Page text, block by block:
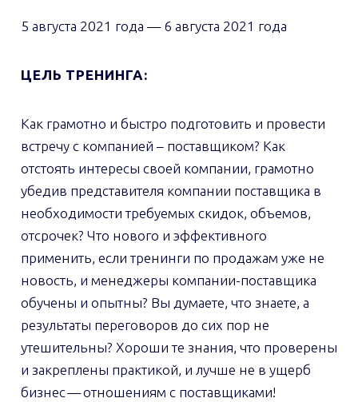
5 августа 2021 года — 6 августа 2021 года
ЦЕЛЬ ТРЕНИНГА:
Как грамотно и быстро подготовить и провести
встречу с компанией – поставщиком? Как
отстоять интересы своей компании, грамотно
убедив представителя компании поставщика в
необходимости требуемых скидок, объемов,
отсрочек? Что нового и эффективного
применить, если тренинги по продажам уже не
новость, и менеджеры компании-поставщика
обучены и опытны? Вы думаете, что знаете, а
результаты переговоров до сих пор не
утешительны? Хороши те знания, что проверены
и закреплены практикой, и лучше не в ущерб
бизнес — отношениям с поставщиками!